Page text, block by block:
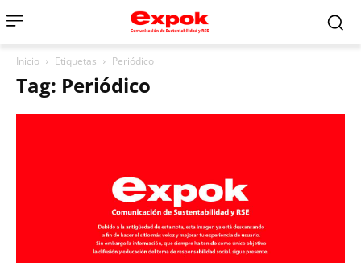
Inicio Etiquetas Periódico
Tag: Periódico